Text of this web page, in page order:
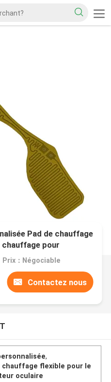
Pad de chauffage
chauffage pour
Prix：Négociable
Contactez nous
,
chauffage flexible pour le
oculaire